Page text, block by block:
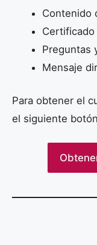
Contenido
Preguntas
Mensaje
Para obtener el
el siguiente